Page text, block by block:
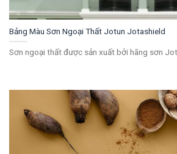
Bảng Màu Sơn Ngoại Thất Jotun Jotashield
Sơn ngoại thất được sản xuất bởi hãng sơn